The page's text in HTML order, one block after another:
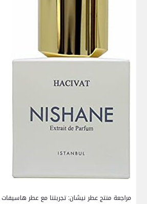
مراجعة منتج عطر نيشان: تجربتنا ⁤مع⁣ عطر هاسيفات